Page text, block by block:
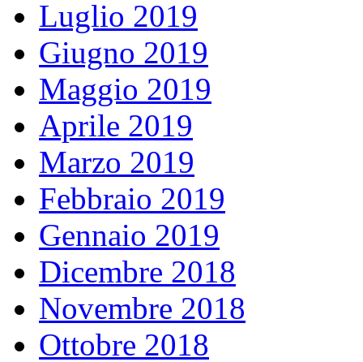
Luglio 2019
Giugno 2019
Maggio 2019
Aprile 2019
Marzo 2019
Febbraio 2019
Gennaio 2019
Dicembre 2018
Novembre 2018
Ottobre 2018